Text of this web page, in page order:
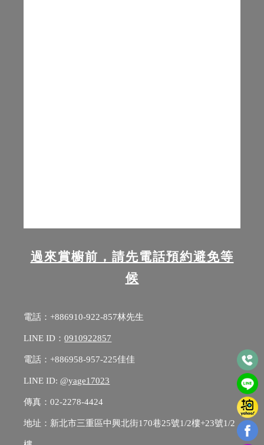
過來賞櫥前，請先電話預約避免等
候
電話：+886910-922-857林先生
LINE ID：0910922857
電話：+886958-957-225佳佳
LINE ID: @yage17023
傳真：02-2278-4424
地址： 新北市三重區中興北街170巷25號1/2樓+23號1/2